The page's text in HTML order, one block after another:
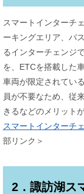
スマートインターチ
ーキングエリア、バ
るインターチェンジ
を、ETCを搭載した
車両が限定されてい
員が不要なため、従
きるなどのメリット
スマートインターチ
部リンク＞
2．諏訪湖ス